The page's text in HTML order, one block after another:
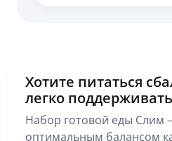
Хотите питаться
легко
Набор готовой еды Слим
оптимальным балансом